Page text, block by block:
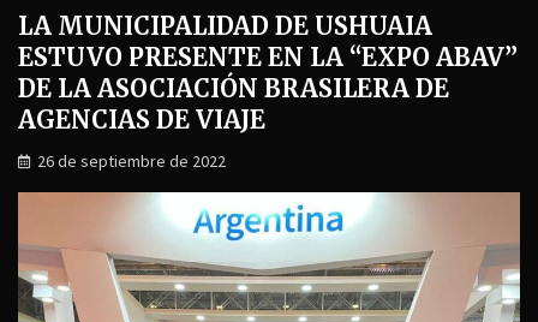
LA MUNICIPALIDAD DE USHUAIA
ESTUVO PRESENTE EN LA “EXPO ABAV”
DE LA ASOCIACIÓN BRASILERA DE
AGENCIAS DE VIAJE
26 de septiembre de 2022